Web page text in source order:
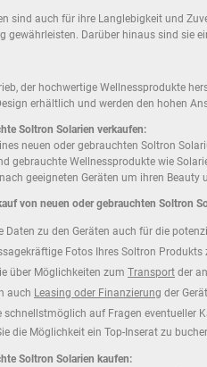
sind auch für ihre Langlebigkeit und
gewährleisten. Darüber hinaus sind sie
der hochwertige Wellnessprodukte
erhältlich und werden den hohen
Soltron Solarien verkaufen:
neuen oder gebrauchten Soltron
gebrauchte Wellnessprodukte wie
geeigneten Geräten um ihren Beauty
von neuen oder gebrauchten Soltron
Daten zu den Geräten auch für die
Fotos Ihres Soltron Produkts
über Möglichkeiten zum Transport der
auch Leasing oder Finanzierung der
schnellstmöglich auf Fragen eventueller
die Möglichkeit ein Top-Inserat zu
Soltron Solarien kaufen: